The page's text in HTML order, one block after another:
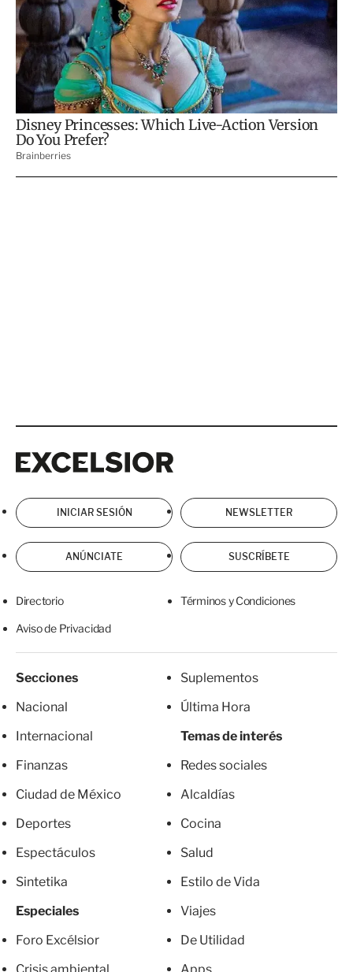
INICIAR SESIÓN NEWSLETTER
ANÚNCIATE SUSCRÍBETE
Directorio Términos y Condiciones
Aviso de Privacidad
Secciones
Nacional
Internacional
Finanzas
Ciudad de México
Deportes
Espectáculos
Sintetika
Especiales
Foro Excélsior
Suplementos
Última Hora
Temas de interés
Redes sociales
Alcaldías
Cocina
Salud
Estilo de Vida
Viajes
De Utilidad